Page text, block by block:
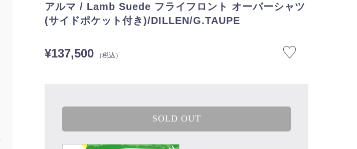
アルマ / Lamb Suede フライフロント オーバーシャツ
(サイドポケット付き)/DILLEN/G.TAUPE
¥137,500 （税込）
SOLD OUT